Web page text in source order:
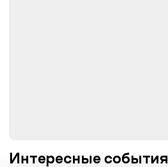
Интересные события